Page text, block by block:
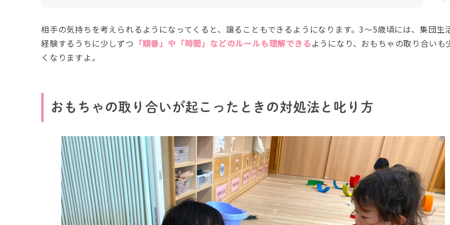
相手の気持ちを考えられるようになってくると、譲ることもできるようになります。3～5歳頃には、集団生
経験するうちに少しずつ 「順番」や「時間」などのルールも理解できるようになり、おもちゃの取り合いも
くなりますよ。
おもちゃの取り合いが起こったときの対処法と叱り方